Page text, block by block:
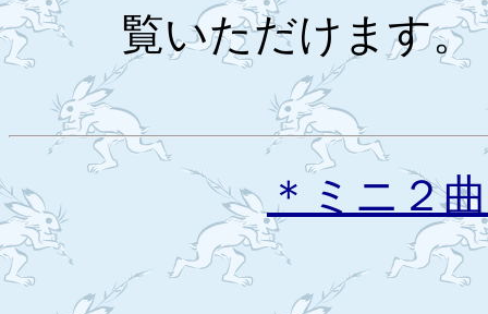
覧いただけます。
＊ミニ２